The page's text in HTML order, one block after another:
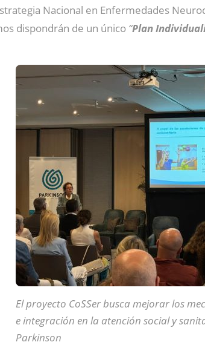
Nacional en Enfermedades
dispondrán de un único “Plan
El proyecto CoSSer busca mejorar los
e integración en la atención social y
Parkinson